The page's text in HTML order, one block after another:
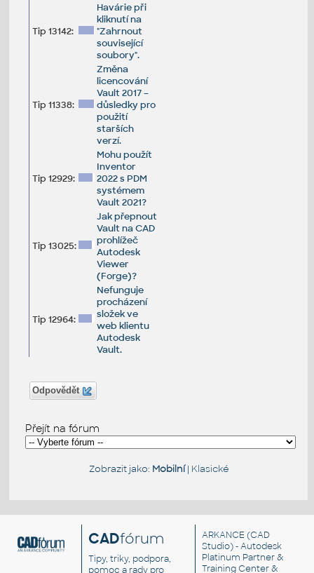
Tip 13142:
Havárie při
kliknutí na
"Zahrnout
související
soubory".
Tip 11338:
Změna
licencování
Vault 2017 –
důsledky pro
použití
starších
verzí.
Tip 12929:
Mohu použít
Inventor
2022 s PDM
systémem
Vault 2021?
Tip 13025:
Jak přepnout
Vault na CAD
prohlížeč
Autodesk
Viewer
(Forge)?
Tip 12964:
Nefunguje
procházení
složek ve
web klientu
Autodesk
Vault.
Odpovědět
Přejít na fórum
Zobrazit jako: Mobilní| Klasické
CADfórum
Tipy, triky, podpora,
pomoc a rady pro
ARKANCE (CAD
Studio) - Autodesk
Platinum Partner &
Training Center &